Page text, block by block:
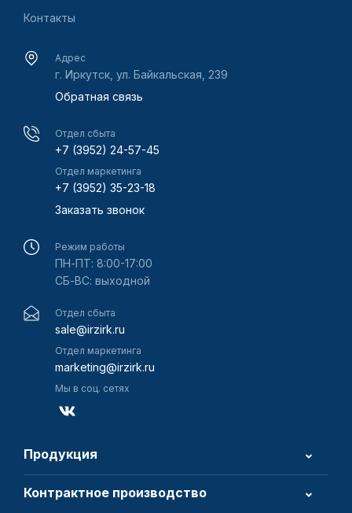
Контакты
Адрес
г. Иркутск, ул. Байкальская, 239
Обратная связь
Отдел сбыта
+7 (3952) 24-57-45
Отдел маркетинга
+7 (3952) 35-23-18
Заказать звонок
Режим работы
ПН-ПТ: 8:00-17:00
СБ-ВС: выходной
Отдел сбыта
sale@irzirk.ru
Отдел маркетинга
marketing@irzirk.ru
Мы в соц. сетях
Продукция
Контрактное производство